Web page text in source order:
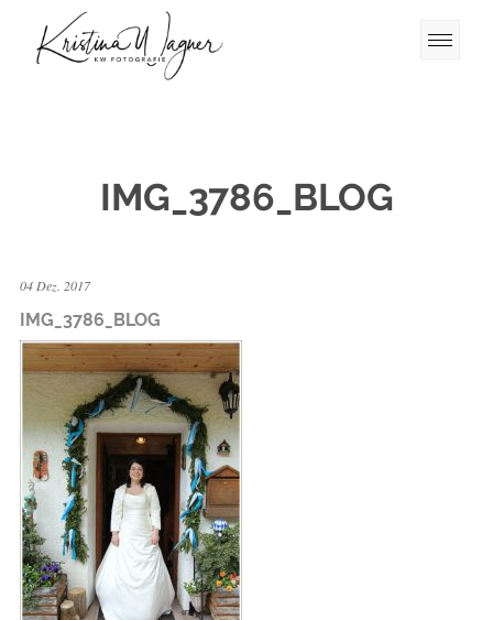
IMG_3786_BLOG
04 Dez. 2017
IMG_3786_BLOG